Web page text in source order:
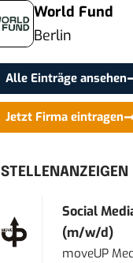
World Fund
Berlin
Alle Einträge ansehen
Jetzt Firma eintragen
STELLENANZEIGEN
Social
(m/w/d)
moveUP